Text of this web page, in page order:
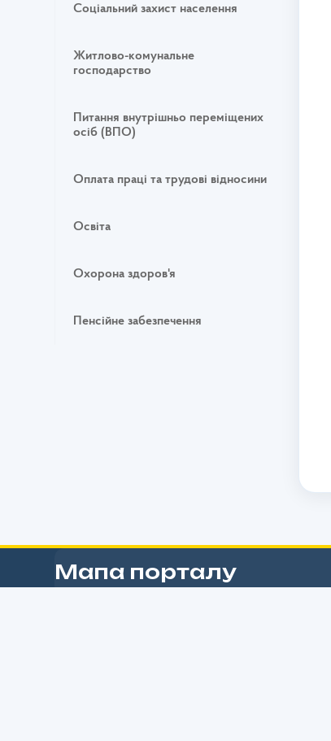
Соціальний захист населення
Житлово-комунальне
господарство
Питання внутрішньо переміщених
осіб (ВПО)
Оплата праці та трудові відносини
Освіта
Охорона здоров'я
Пенсійне забезпечення
Мапа порталу